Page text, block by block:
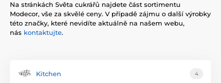
Na stránkách Světa cukrářů najdete část sortimentu
Modecor, vše za skvělé ceny. V případě zájmu o další výrobky
této značky, které nevidíte aktuálně na našem webu,
nás kontaktujte.
Kitchen 4